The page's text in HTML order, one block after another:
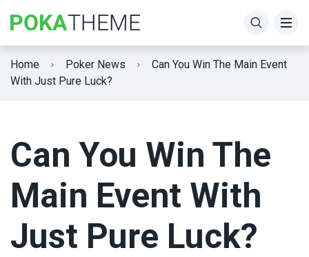
Home Poker News
Can You Win The Main Event
With Just Pure Luck?
Can You Win The
Main Event With
Just Pure Luck?